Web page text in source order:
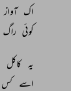
اک آواز
کوئی راگ
یہ کاکل
اسے کس